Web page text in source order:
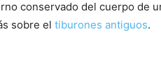
conservado del cuerpo de
sobre el tiburones antiguos.